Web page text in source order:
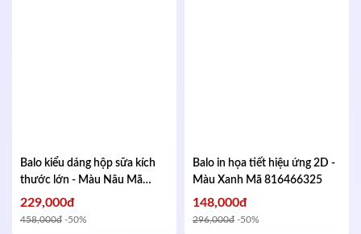
Balo kiểu dáng hộp sữa kích
thước lớn - Màu Nâu Mã
433155228
229,000đ
458,000đ -50%
Balo in họa tiết hiệu ứng 2D -
Màu Xanh Mã 816466325
148,000đ
296,000đ -50%